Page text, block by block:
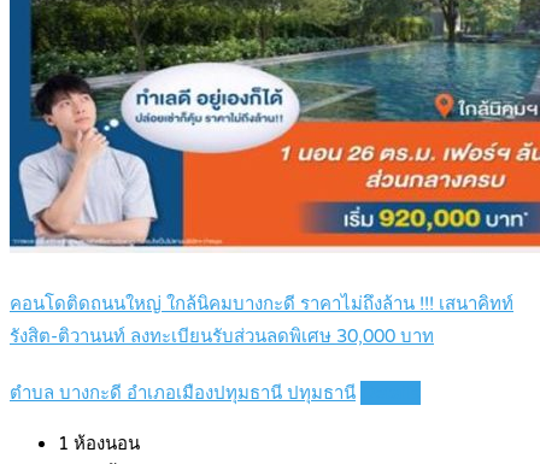
คอนโดติดถนนใหญ่ ใกล้นิคมบางกะดี ราคาไม่ถึงล้าน !!! เสนาคิทท์
รังสิต-ติวานนท์ ลงทะเบียนรับส่วนลดพิเศษ 30,000 บาท
ตำบล บางกะดี อำเภอเมืองปทุมธานี ปทุมธานี
1 ห้องนอน